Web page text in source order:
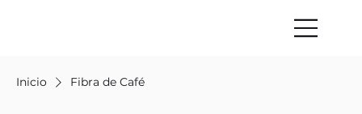
Inicio Fibra de Café